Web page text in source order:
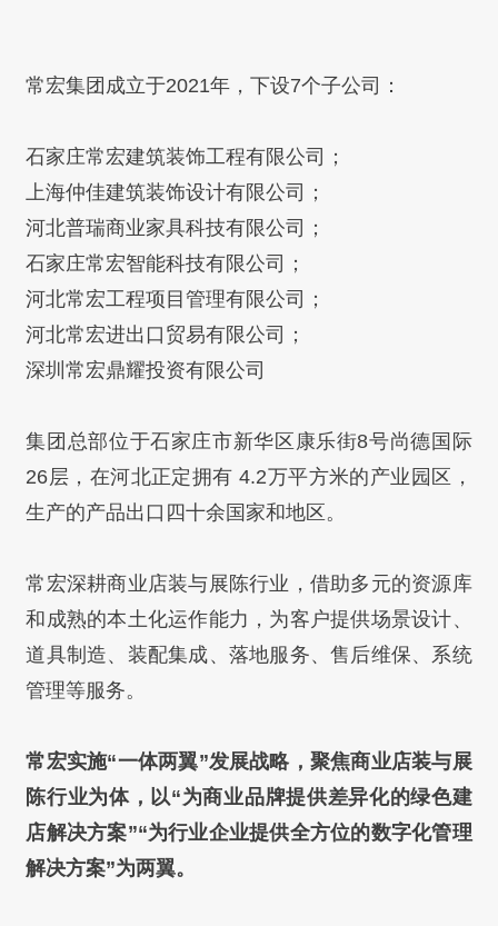
常宏集团成立于2021年，下设7个子公司：
石家庄常宏建筑装饰工程有限公司；
上海仲佳建筑装饰设计有限公司；
河北普瑞商业家具科技有限公司；
石家庄常宏智能科技有限公司；
河北常宏工程项目管理有限公司；
河北常宏进出口贸易有限公司；
深圳常宏鼎耀投资有限公司
集团总部位于石家庄市新华区康乐街8号尚德国际
26层，在河北正定拥有 4.2万平方米的产业园区，
生产的产品出口四十余国家和地区。
常宏深耕商业店装与展陈行业，借助多元的资源库
和成熟的本土化运作能力，为客户提供场景设计、
道具制造、装配集成、落地服务、售后维保、系统
管理等服务。
常宏实施“一体两翼”发展战略，聚焦商业店装与展
陈行业为体， 以“为商业品牌提供差异化的绿色建
店解决方案”“为行业企业提供全方位的数字化管理
解决方案”为两翼。